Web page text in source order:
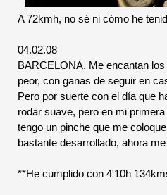
A 72kmh, no sé ni cómo he
04.02.08
BARCELONA. Me encantan
peor, con ganas de seguir en
Pero por suerte con el día que
rodar suave, pero en mi
tengo un pinche que me
bastante desarrollado, ahora
**He cumplido con 4'10h